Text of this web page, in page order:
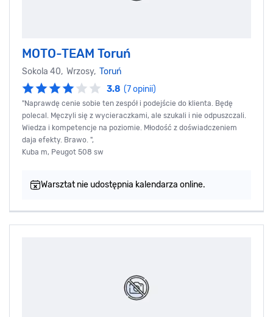
MOTO-TEAM Toruń
Sokola 40, Wrzosy, Toruń
3.8 (7 opinii)
"Naprawdę cenie sobie ten zespół i podejście do klienta. Będę
polecal. Męczyli się z wycieraczkami, ale szukali i nie odpuszczali.
Wiedza i kompetencje na poziomie. Młodość z doświadczeniem
daja efekty. Brawo. ",
Kuba m, Peugot 508 sw
Warsztat nie udostępnia kalendarza online.